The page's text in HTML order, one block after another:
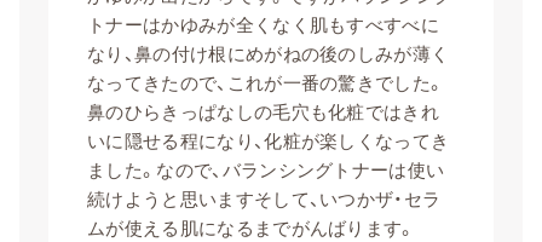
トナーはかゆみが全くなく肌もすべすべに
なり、鼻の付け根にめがねの後のしみが薄く
なってきたので、これが一番の驚きでした。
鼻のひらきっぱなしの毛穴も化粧ではきれ
いに隠せる程になり、化粧が楽しくなってき
ました。なので、バランシングトナーは使い
続けようと思いますそして、いつかザ・セラ
ムが使える肌になるまでがんばります。